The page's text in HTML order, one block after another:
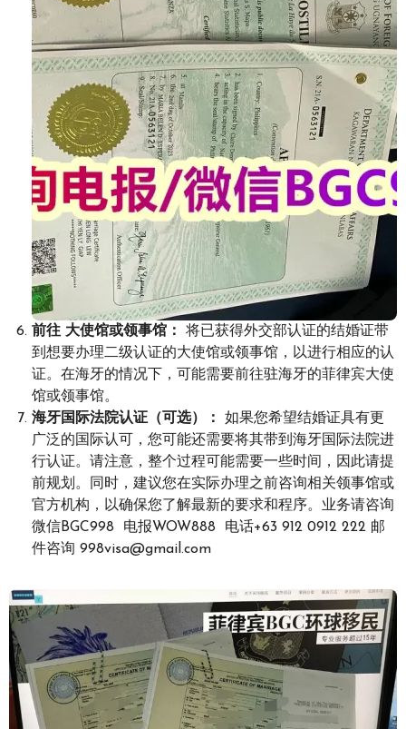
前往 大使馆或领事馆：
将已获得外交部认证的结婚证带
到想要办理二级认证的大使馆或领事馆，以进行相应的认
证。在海牙的情况下，可能需要前往驻海牙的菲律宾大使
馆或领事馆。
海牙国际法院认证（可选）：
如果您希望结婚证具有更
广泛的国际认可，您可能还需要将其带到海牙国际法院进
行认证。请注意，整个过程可能需要一些时间，因此请提
前规划。同时，建议您在实际办理之前咨询相关领事馆或
官方机构，以确保您了解最新的要求和程序。业务请咨询
微信BGC998 电报WOW888 电话+63 912 0912 222 邮
件咨询 998visa@gmail.com